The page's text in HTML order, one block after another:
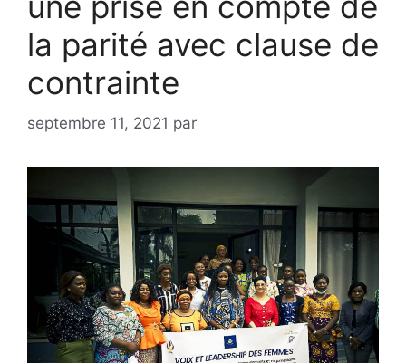
la parité avec clause de
contrainte
septembre 11, 2021 par